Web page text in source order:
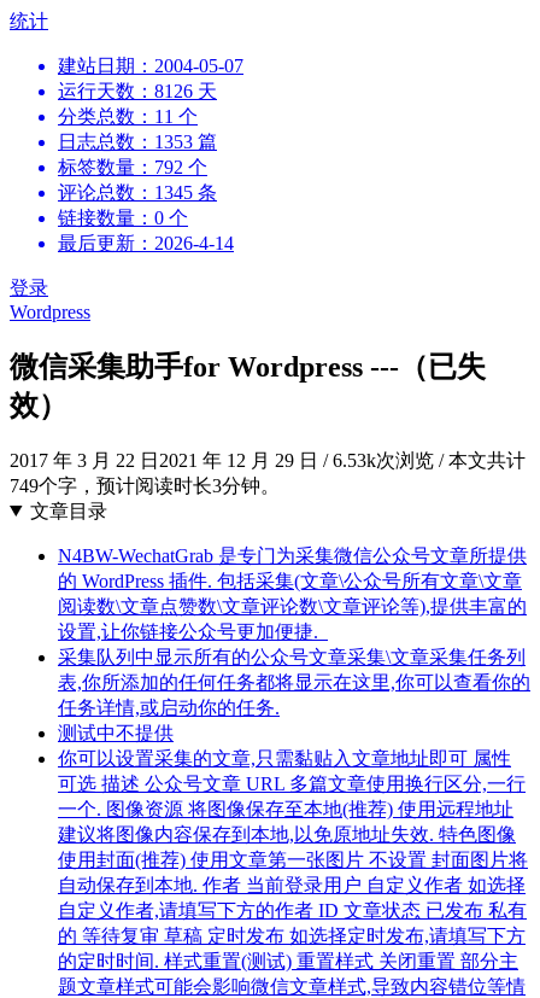
跳
统计
建站日期：2004-05-07
运行天数：8126 天
分类总数：11 个
日志总数：1353 篇
标签数量：792 个
评论总数：1345 条
链接数量：0 个
最后更新：2026-4-14
登录
Wordpress
微信采集助手for Wordpress ---（已失
效）
2017 年 3 月 22 日 2021 年 12 月 29 日 /6.53k次浏览 /本文共计
749个字，预计阅读时长3分钟。
文章目录
N4BW-WechatGrab 是专门为采集微信公众号文章所提供
的 WordPress 插件. 包括采集(文章\公众号所有文章\文章
阅读数\文章点赞数\文章评论数\文章评论等),提供丰富的
设置,让你链接公众号更加便捷.
采集队列中显示所有的公众号文章采集\文章采集任务列
表,你所添加的任何任务都将显示在这里,你可以查看你的
任务详情,或启动你的任务.
测试中不提供
你可以设置采集的文章,只需黏贴入文章地址即可 属性
可选 描述 公众号文章 URL 多篇文章使用换行区分,一行
一个. 图像资源 将图像保存至本地(推荐) 使用远程地址
建议将图像内容保存到本地,以免原地址失效. 特色图像
使用封面(推荐) 使用文章第一张图片 不设置 封面图片将
自动保存到本地. 作者 当前登录用户 自定义作者 如选择
自定义作者,请填写下方的作者 ID 文章状态 已发布 私有
的 等待复审 草稿 定时发布 如选择定时发布,请填写下方
的定时时间. 样式重置(测试) 重置样式 关闭重置 部分主
题文章样式可能会影响微信文章样式,导致内容错位等情